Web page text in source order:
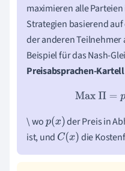
maximieren alle
Strategien basierend
der anderen Teilnehmer
Beispiel für das Nash-
Preisabsprachen-Kartell
MaxΠ
\ wop(x) der Preis in
ist, und C(x) die